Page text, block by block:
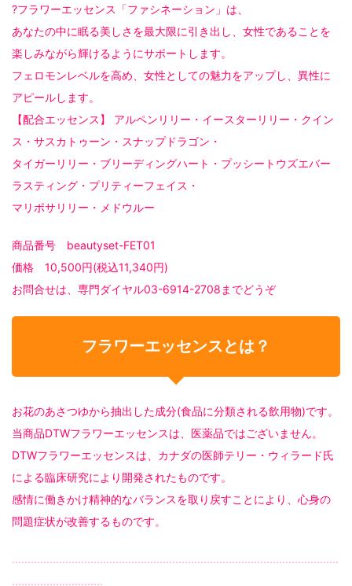
?フラワーエッセンス「ファシネーション」は、
あなたの中に眠る美しさを最大限に引き出し、女性であることを
楽しみながら輝けるようにサポートします。
フェロモンレベルを高め、女性としての魅力をアップし、異性に
アピールします。
【配合エッセンス】 アルペンリリー・イースターリリー・クイン
ス・サスカトゥーン・スナップドラゴン・
タイガーリリー・ブリーディングハート・プッシートウズエバー
ラスティング・プリティーフェイス・
マリポサリリー・メドウルー
商品番号 beautyset-FET01
価格 10,500円(税込11,340円)
お問合せは、専門ダイヤル03-6914-2708までどうぞ
フラワーエッセンスとは？
お花のあさつゆから抽出した成分(食品に分類される飲用物)です。
当商品DTWフラワーエッセンスは、医薬品ではございません。
DTWフラワーエッセンスは、カナダの医師テリー・ウィラード氏
による臨床研究により開発されたものです。
感情に働きかけ精神的なバランスを取り戻すことにより、心身の
問題症状が改善するものです。
........................................................................................................
.............................